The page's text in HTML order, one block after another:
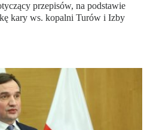
przepisów, na podstawie
kary ws. kopalni Turów i Izby